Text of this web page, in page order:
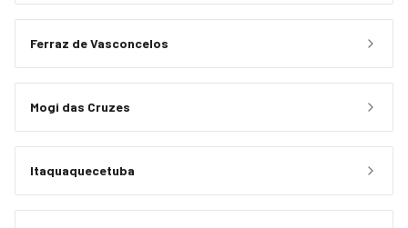
Ferraz de Vasconcelos
Mogi das Cruzes
Itaquaquecetuba